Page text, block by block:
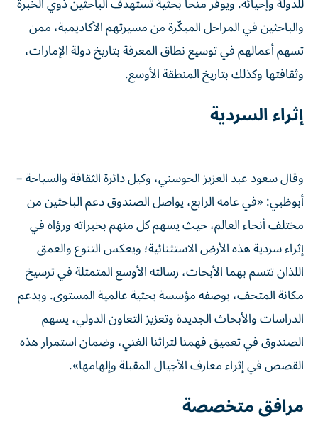
والباحثين في المراحل المبكّرة من مسيرتهم الأكاديمية، ممن
تسهم أعمالهم في توسيع نطاق المعرفة بتاريخ دولة الإمارات،
وثقافتها وكذلك بتاريخ المنطقة الأوسع.
إثراء السردية
وقال سعود عبد العزيز الحوسني، وكيل دائرة الثقافة والسياحة –
أبوظبي: «في عامه الرابع، يواصل الصندوق دعم الباحثين من
مختلف أنحاء العالم، حيث يسهم كل منهم بخبراته ورؤاه في
إثراء سردية هذه الأرض الاستثنائية؛ ويعكس التنوع والعمق
اللذان تتسم بهما الأبحاث، رسالته الأوسع المتمثلة في ترسيخ
مكانة المتحف، بوصفه مؤسسة بحثية عالمية المستوى. وبدعم
الدراسات والأبحاث الجديدة وتعزيز التعاون الدولي، يسهم
الصندوق في تعميق فهمنا لتراثنا الغني، وضمان استمرار هذه
القصص في إثراء معارف الأجيال المقبلة وإلهامها».
مرافق متخصصة